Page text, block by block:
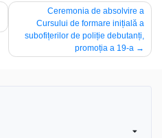
Ceremonia de absolvire a
Cursului de formare inițială a
subofițerilor de poliție debutanți,
promoția a 19-a